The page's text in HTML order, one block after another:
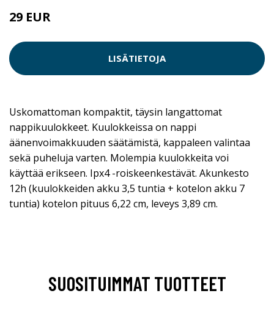
29 EUR
LISÄTIETOJA
Uskomattoman kompaktit, täysin langattomat
nappikuulokkeet. Kuulokkeissa on nappi
äänenvoimakkuuden säätämistä, kappaleen valintaa
sekä puheluja varten. Molempia kuulokkeita voi
käyttää erikseen. Ipx4 -roiskeenkestävät. Akunkesto
12h (kuulokkeiden akku 3,5 tuntia + kotelon akku 7
tuntia) kotelon pituus 6,22 cm, leveys 3,89 cm.
SUOSITUIMMAT TUOTTEET